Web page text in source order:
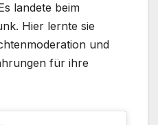
landete beim
Hier lernte sie
und
für ihre